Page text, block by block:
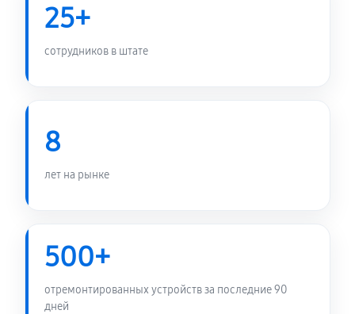
25+
сотрудников в штате
8
лет на рынке
500+
отремонтированных устройств за последние 90
дней